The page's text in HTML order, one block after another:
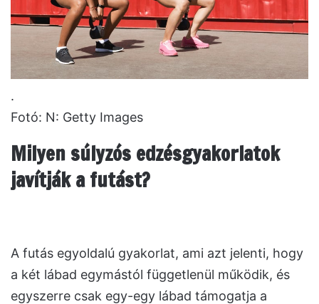
.
Fotó: N: Getty Images
Milyen súlyzós edzésgyakorlatok
javítják a futást?
A futás egyoldalú gyakorlat, ami azt jelenti, hogy
a két lábad egymástól függetlenül működik, és
egyszerre csak egy-egy lábad támogatja a